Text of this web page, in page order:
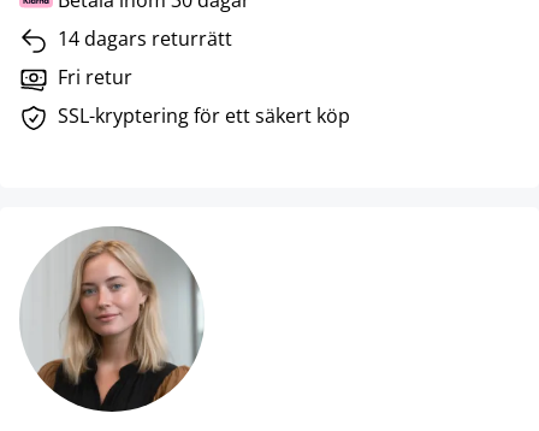
14 dagars returrätt
Fri retur
SSL-kryptering för ett säkert köp